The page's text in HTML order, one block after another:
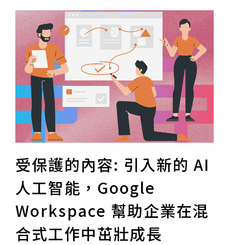
受保護的內容: 引入新的 AI
人工智能，Google
Workspace 幫助企業在混
合式工作中茁壯成長